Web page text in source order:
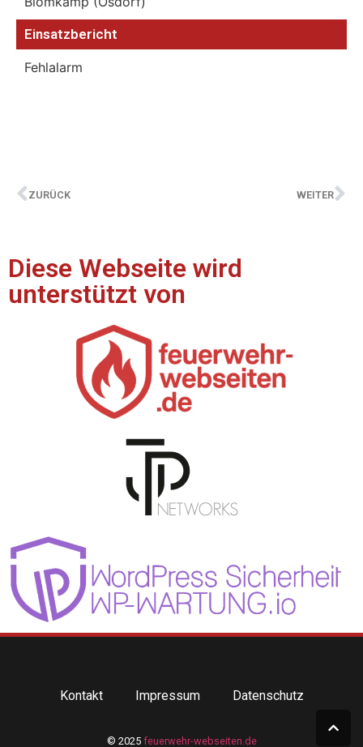
Einsatzbericht
Fehlalarm
ZURÜCK WEITER
Diese Webseite wird
unterstützt von
Kontakt Impressum Datenschutz
© 2025 feuerwehr-webseiten.de